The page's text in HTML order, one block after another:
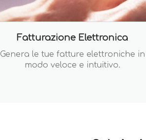
Fatturazione Elettronica
Genera le tue fatture elettroniche in
modo veloce e intuitivo.